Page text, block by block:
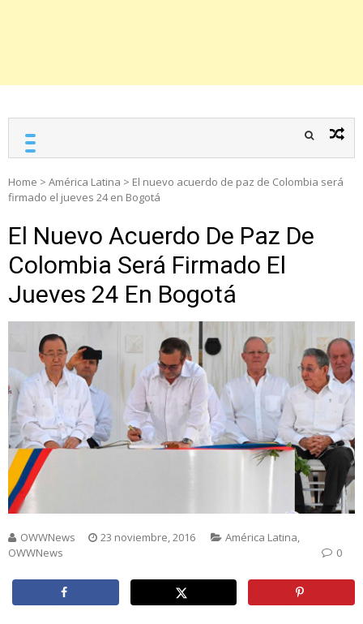
Home > América Latina > El nuevo acuerdo de paz de Colombia será
firmado el jueves 24 en Bogotá
El Nuevo Acuerdo De Paz De
Colombia Será Firmado El
Jueves 24 En Bogotá
OWWNews 23 noviembre, 2016 América Latina,
OWWNews
0